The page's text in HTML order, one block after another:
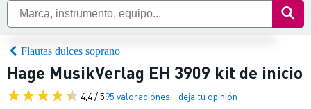
Flautas dulces soprano
Hage MusikVerlag EH 3909 kit de inicio
4,4 / 595 valoraciónes deja tu opinión